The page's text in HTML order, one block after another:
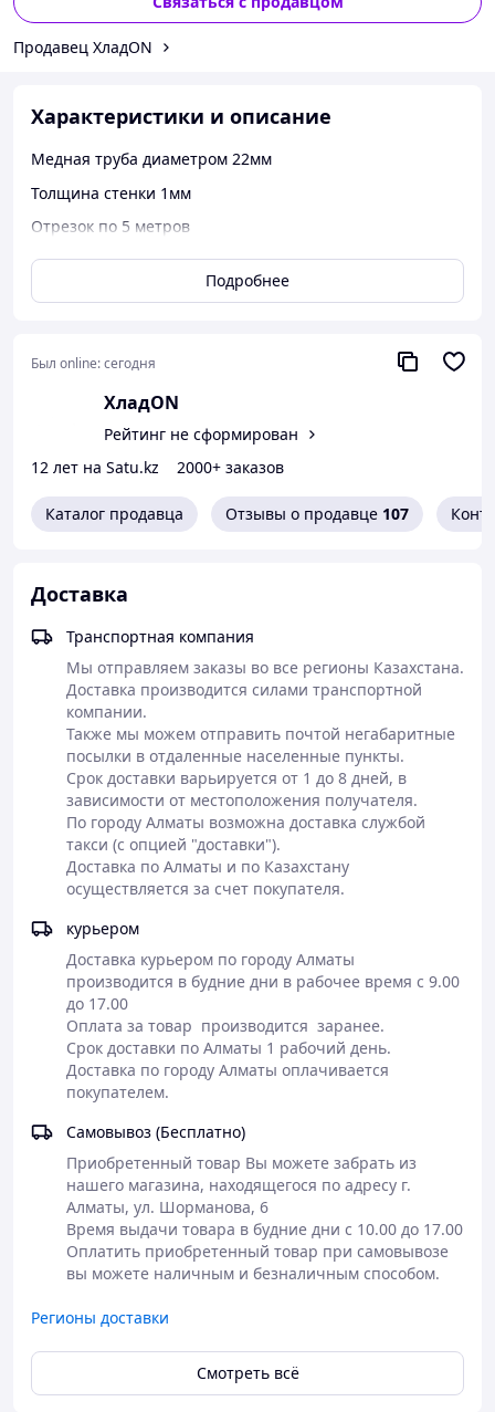
Продавец ХладON
Характеристики и описание
Медная труба диаметром 22мм
Толщина стенки 1мм
Отрезок по 5 метров
Подробнее
Был online:сегодня
ХладON
Рейтинг не сформирован
12 лет на Satu.kz
2000+ заказов
Каталог продавца Отзывы о продавце 107
Доставка
Транспортная компания
Мы отправляем заказы во все регионы Казахстана.
Доставка производится силами транспортной
компании.
Также мы можем отправить почтой негабаритные
посылки в отдаленные населенные пункты.
Срок доставки варьируется от 1 до 8 дней, в
зависимости от местоположения получателя.
По городу Алматы возможна доставка службой
такси (с опцией "доставки").
Доставка по Алматы и по Казахстану
осуществляется за счет покупателя.
курьером
Доставка курьером по городу Алматы
производится в будние дни в рабочее время с 9.00
до 17.00
Оплата за товар  производится  заранее.
Срок доставки по Алматы 1 рабочий день.
Доставка по городу Алматы оплачивается
покупателем.
Самовывоз (Бесплатно)
Приобретенный товар Вы можете забрать из
нашего магазина, находящегося по адресу г.
Алматы, ул. Шорманова, 6
Время выдачи товара в будние дни с 10.00 до 17.00
Оплатить приобретенный товар при самовывозе
вы можете наличным и безналичным способом.
Регионы доставки
Смотреть всё